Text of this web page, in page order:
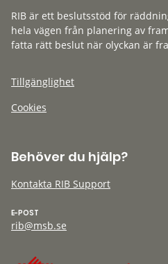
RIB är ett beslutsstöd för
hela vägen från planering av
fatta rätt beslut när olyckan är
Tillgänglighet
Cookies
Behöver du hjälp?
Kontakta RIB Support
E-POST
rib@msb.se